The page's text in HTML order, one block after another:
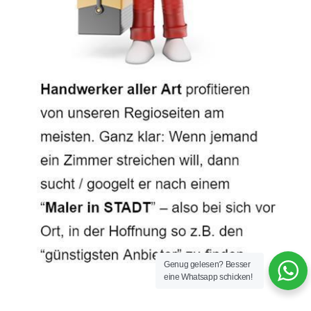
Genug gelesen? Besser
eine Whatsapp schicken!